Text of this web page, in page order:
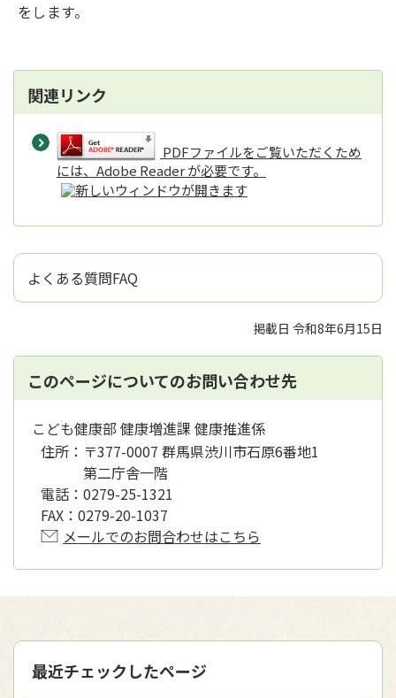
をします。
関連リンク
PDFファイルをご覧いただくため
には、Adobe Reader が必要です。
よくある質問FAQ
掲載日 令和8年6月15日
このページについてのお問い合わせ先
こども健康部 健康増進課 健康推進係
住所： 〒377-0007 群馬県渋川市石原6番地1
第二庁舎一階
電話： 0279-25-1321
FAX： 0279-20-1037
メールでのお問合わせはこちら
最近チェックしたページ